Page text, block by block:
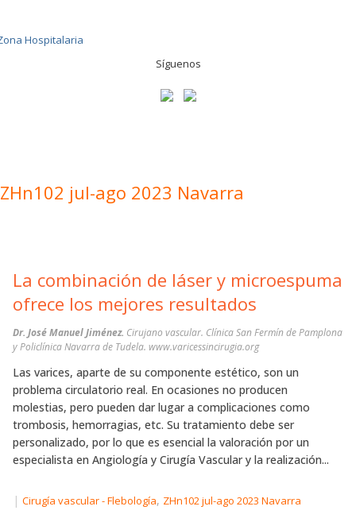
Síguenos
ZHn102 jul-ago 2023 Navarra
La combinación de láser y microespuma
ofrece los mejores resultados
Dr. José Manuel Jiménez. Cirujano vascular. Clínica San Fermín de Pamplona
y Policlínica Navarra de Tudela. www.varicessincirugia.org
Las varices, aparte de su componente estético, son un
problema circulatorio real. En ocasiones no producen
molestias, pero pueden dar lugar a complicaciones como
trombosis, hemorragias, etc. Su tratamiento debe ser
personalizado, por lo que es esencial la valoración por un
especialista en Angiología y Cirugía Vascular y la realización...
| Cirugía vascular - Flebología, ZHn102 jul-ago 2023 Navarra